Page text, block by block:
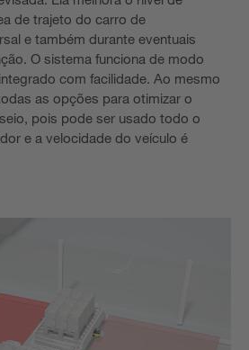
de trajeto do carro de
e também durante eventuais
O sistema funciona de modo
com facilidade. Ao mesmo
as opções para otimizar o
pois pode ser usado todo o
e a velocidade do veículo é